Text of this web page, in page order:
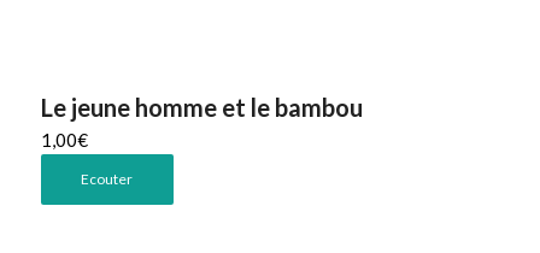
Le jeune homme et le bambou
1,00€
Ecouter